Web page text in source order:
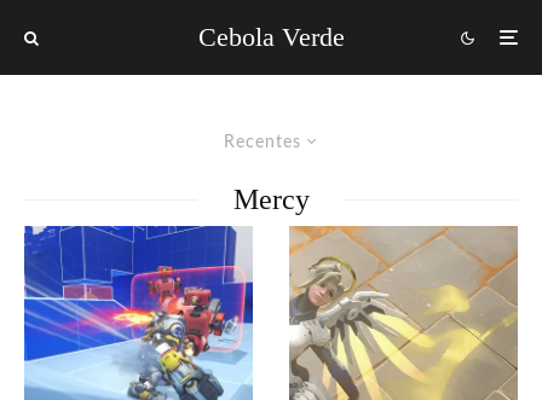
Cebola Verde
Recentes
Mercy